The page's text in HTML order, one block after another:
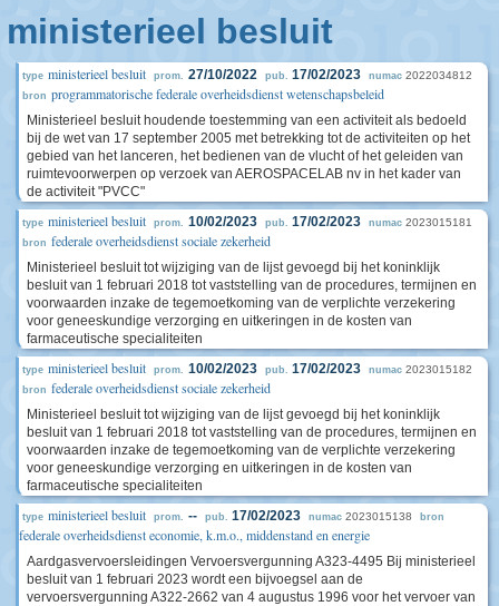
ministerieel besluit
type ministerieel besluit prom. 27/10/2022 pub. 17/02/2023 numac 2022034812
bron programmatorische federale overheidsdienst wetenschapsbeleid
Ministerieel besluit houdende toestemming van een activiteit als bedoeld
bij de wet van 17 september 2005 met betrekking tot de activiteiten op het
gebied van het lanceren, het bedienen van de vlucht of het geleiden van
ruimtevoorwerpen op verzoek van AEROSPACELAB nv in het kader van
de activiteit "PVCC"
type ministerieel besluit prom. 10/02/2023 pub. 17/02/2023 numac 2023015181
bron federale overheidsdienst sociale zekerheid
Ministerieel besluit tot wijziging van de lijst gevoegd bij het koninklijk
besluit van 1 februari 2018 tot vaststelling van de procedures, termijnen en
voorwaarden inzake de tegemoetkoming van de verplichte verzekering
voor geneeskundige verzorging en uitkeringen in de kosten van
farmaceutische specialiteiten
type ministerieel besluit prom. 10/02/2023 pub. 17/02/2023 numac 2023015182
bron federale overheidsdienst sociale zekerheid
Ministerieel besluit tot wijziging van de lijst gevoegd bij het koninklijk
besluit van 1 februari 2018 tot vaststelling van de procedures, termijnen en
voorwaarden inzake de tegemoetkoming van de verplichte verzekering
voor geneeskundige verzorging en uitkeringen in de kosten van
farmaceutische specialiteiten
type ministerieel besluit prom. -- pub. 17/02/2023 numac 2023015138 bron
federale overheidsdienst economie, k.m.o., middenstand en energie
Aardgasvervoersleidingen Vervoersvergunning A323-4495 Bij ministerieel
besluit van 1 februari 2023 wordt een bijvoegsel aan de
vervoersvergunning A322-2662 van 4 augustus 1996 voor het vervoer van